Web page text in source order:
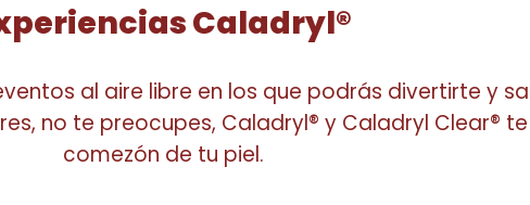
Caladryl®
al aire libre en los que podrás divertirte y
no te preocupes, Caladryl® y Caladryl Clear®
comezón de tu piel.